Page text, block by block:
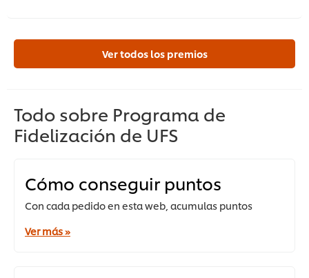
Ver todos los premios
Todo sobre Programa de
Fidelización de UFS
Cómo conseguir puntos
Con cada pedido en esta web, acumulas puntos
Ver más »